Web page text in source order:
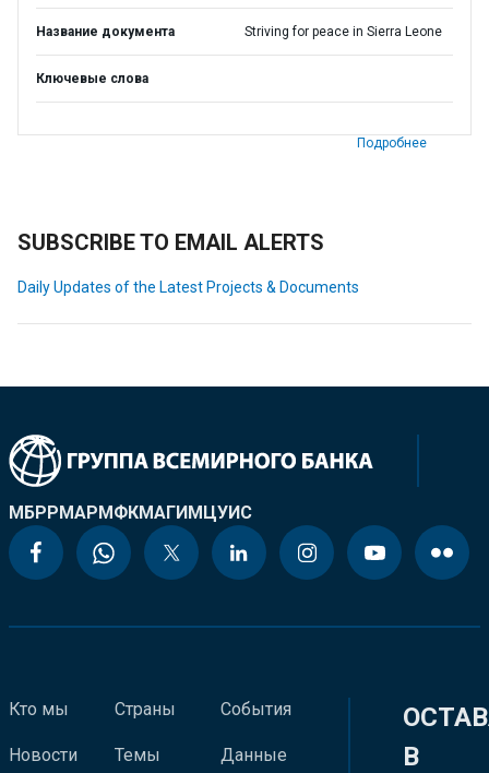
Название документа Striving for peace in Sierra Leone
Ключевые слова
Подробнее
SUBSCRIBE TO EMAIL ALERTS
Daily Updates of the Latest Projects & Documents
МБРРМАРМФКМАГИМЦУИС
Кто мы
Новости
Страны
Темы
События
Данные
В